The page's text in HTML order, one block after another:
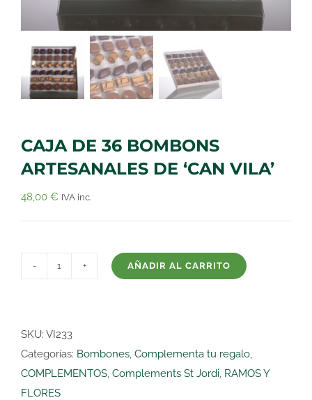
CAJA DE 36 BOMBONS
ARTESANALES DE ‘CAN VILA’
48,00 € IVA inc.
BOMBONS
ARTESANALES
DE
'CAN
AÑADIR AL CARRITO
SKU: VI233
Categorías: Bombones Complementa tu regalo
COMPLEMENTOS Complements St Jordi RAMOS Y
FLORES